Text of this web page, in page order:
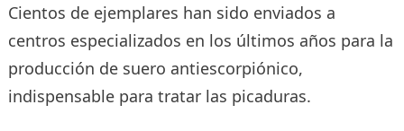
Cientos de ejemplares han sido enviados a
centros especializados en los últimos años para la
producción de suero antiescorpiónico,
indispensable para tratar las picaduras.